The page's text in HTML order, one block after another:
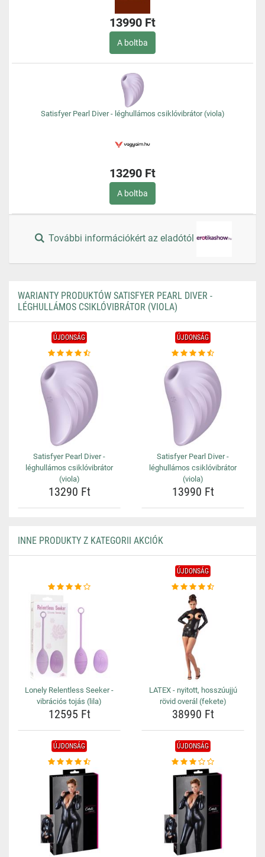
13990 Ft
A boltba
Satisfyer Pearl Diver - léghullámos csiklóvibrátor (viola)
13290 Ft
A boltba
További információkért az eladótól
WARIANTY PRODUKTÓW SATISFYER PEARL DIVER -
LÉGHULLÁMOS CSIKLÓVIBRÁTOR (VIOLA)
ÚJDONSÁG
Satisfyer Pearl Diver -
léghullámos csiklóvibrátor
(viola)
13290 Ft
ÚJDONSÁG
Satisfyer Pearl Diver -
léghullámos csiklóvibrátor
(viola)
13990 Ft
INNE PRODUKTY Z KATEGORII AKCIÓK
Lonely Relentless Seeker -
vibrációs tojás (lila)
12595 Ft
ÚJDONSÁG
LATEX - nyitott, hosszúujjú
rövid overál (fekete)
38990 Ft
ÚJDONSÁG ÚJDONSÁG